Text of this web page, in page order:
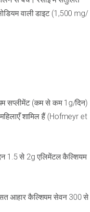
वाली डाइट (1,500 mg/
सप्लीमेंट (कम से कम 1g/दिन)
शामिल हैं (Hofmeyr et
1.5 से 2g एलिमेंटल कैल्शियम
आहार कैल्शियम सेवन 300 से